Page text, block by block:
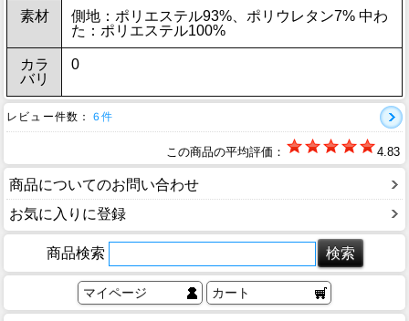
素材
側地：ポリエステル93%、ポリウレタン7% 中わ
た：ポリエステル100%
カラ
バリ
0
レビュー件数： 6件
この商品の平均評価： 4.83
商品についてのお問い合わせ
お気に入りに登録
商品検索
マイページ カート